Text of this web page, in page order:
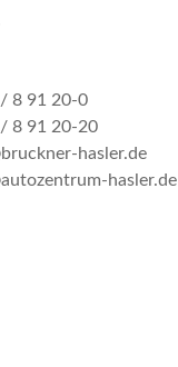
8 91 20-0
8 91 20-20
hasler.de
hasler.de